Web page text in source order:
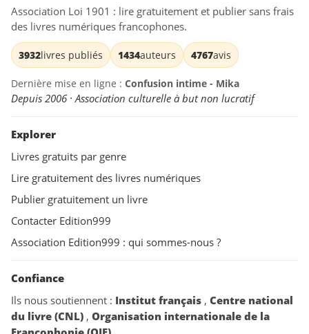
Association Loi 1901 : lire gratuitement et publier sans frais
des livres numériques francophones.
3932livres publiés 1434auteurs 4767avis
Dernière mise en ligne : Confusion intime - Mika
Depuis 2006 · Association culturelle à but non lucratif
Explorer
Livres gratuits par genre
Lire gratuitement des livres numériques
Publier gratuitement un livre
Contacter Edition999
Association Edition999 : qui sommes-nous ?
Confiance
Ils nous soutiennent : Institut français , Centre national
du livre (CNL) , Organisation internationale de la